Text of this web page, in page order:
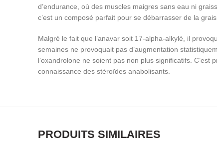
d’endurance, où des muscles maigres sans eau ni
c’est un composé parfait pour se débarrasser de la
Malgré le fait que l’anavar soit 17-alpha-alkylé, il
semaines ne provoquait pas d’augmentation
l’oxandrolone ne soient pas non plus significatifs.
connaissance des stéroïdes anabolisants.
PRODUITS SIMILAIRES